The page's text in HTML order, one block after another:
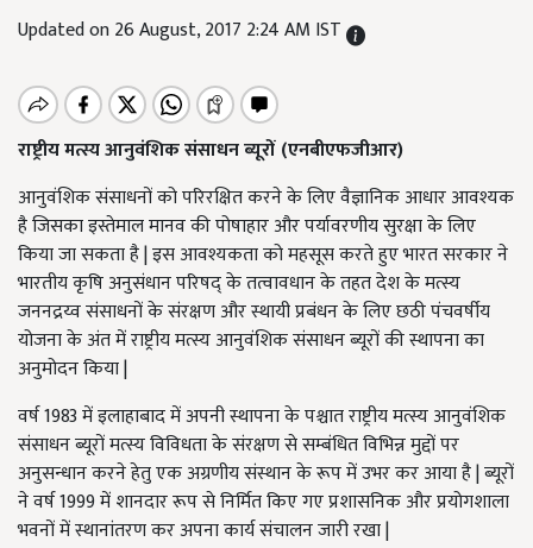
Updated on 26 August, 2017 2:24 AM IST
राष्ट्रीय मत्स्य आनुवंशिक संसाधन ब्यूरों (एनबीएफजीआर)
आनुवंशिक संसाधनों को परिरक्षित करने के लिए वैज्ञानिक आधार आवश्यक
है जिसका इस्तेमाल मानव की पोषाहार और पर्यावरणीय सुरक्षा के लिए
किया जा सकता है | इस आवश्यकता को महसूस करते हुए भारत सरकार ने
भारतीय कृषि अनुसंधान परिषद् के तत्वावधान के तहत देश के मत्स्य
जननद्रय्व संसाधनों के संरक्षण और स्थायी प्रबंधन के लिए छठी पंचवर्षीय
योजना के अंत में राष्ट्रीय मत्स्य आनुवंशिक संसाधन ब्यूरों की स्थापना का
अनुमोदन किया |
वर्ष 1983 में इलाहाबाद में अपनी स्थापना के पश्चात राष्ट्रीय मत्स्य आनुवंशिक
संसाधन ब्यूरों मत्स्य विविधता के संरक्षण से सम्बंधित विभिन्न मुद्दों पर
अनुसन्धान करने हेतु एक अग्रणीय संस्थान के रूप में उभर कर आया है | ब्यूरों
ने वर्ष 1999 में शानदार रूप से निर्मित किए गए प्रशासनिक और प्रयोगशाला
भवनों में स्थानांतरण कर अपना कार्य संचालन जारी रखा |